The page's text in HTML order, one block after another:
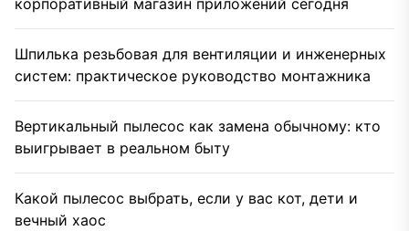
корпоративный магазин приложений сегодня
Шпилька резьбовая для вентиляции и инженерных
систем: практическое руководство монтажника
Вертикальный пылесос как замена обычному: кто
выигрывает в реальном быту
Какой пылесос выбрать, если у вас кот, дети и
вечный хаос